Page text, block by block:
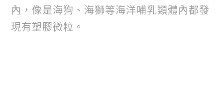
內，像是海狗、海獅等海洋哺乳類體內都發
現有塑膠微粒。